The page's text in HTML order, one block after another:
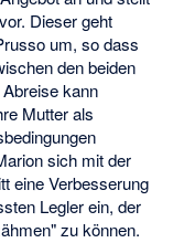
Dieser geht
um, so dass
den beiden
kann
Mutter als
sich mit der
eine Verbesserung
Legler ein, der
zu können.